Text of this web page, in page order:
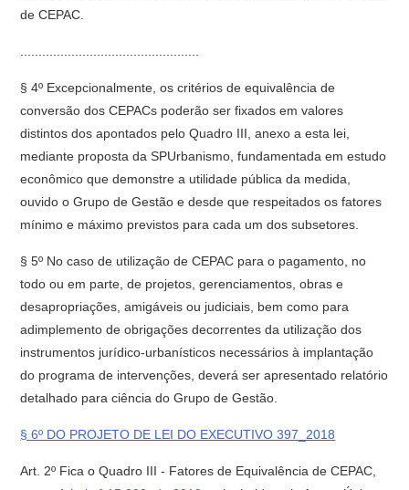
de CEPAC.
§ 4º Excepcionalmente, os critérios de equivalência de
conversão dos CEPACs poderão ser fixados em valores
distintos dos apontados pelo Quadro III, anexo a esta lei,
mediante proposta da SP­Urbanismo, fundamentada em estudo
econômico que demonstre a utilidade pública da medida,
ouvido o Grupo de Gestão e desde que respeitados os fatores
mínimo e máximo previstos para cada um dos subsetores.
§ 5º No caso de utilização de CEPAC para o pagamento, no
todo ou em parte, de projetos, gerenciamentos, obras e
desapropriações, amigáveis ou judiciais, bem como para
adimplemento de obrigações decorrentes da utilização dos
instrumentos jurídico-urbanísticos necessários à implantação
do programa de intervenções, deverá ser apresentado relatório
detalhado para ciência do Grupo de Gestão.
§ 6º DO PROJETO DE LEI DO EXECUTIVO 397_2018
Art. 2º Fica o Quadro III - Fatores de Equivalência de CEPAC,